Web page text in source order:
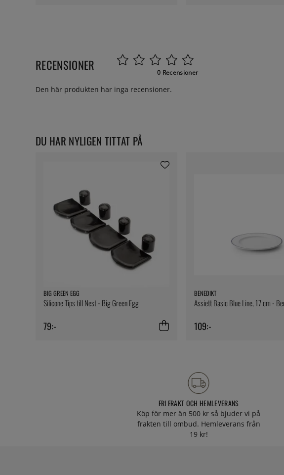
RECENSIONER 0 Recensioner
Den här produkten har inga recensioner.
DU HAR NYLIGEN TITTAT PÅ
BIG GREEN EGG
Silicone Tips till Nest - Big Green Egg
79:-
BENEDIKT
Assiett Basic Blue Line, 17 cm -
109:-
FRI FRAKT OCH HEMLEVERANS
Köp för mer än 500 kr så bjuder vi på
frakten till ombud. Hemleverans från
19 kr!